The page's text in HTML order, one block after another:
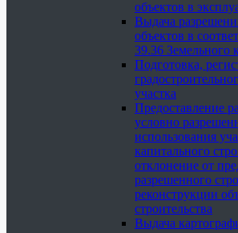
объектов в
Выдача
объектов в
39.36 Земельного
Подготовка,
участка
Предоставление
условно
использования
капитального
отклонение от
разрешенного
реконструкции
строительства
Выдача